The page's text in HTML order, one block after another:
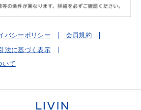
バシーポリシー
会員規約
法に基づく表示
いて